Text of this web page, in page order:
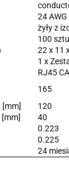
24
żyły z
100
22 x 11
1 x
RJ45
165
[mm]
120
40
0.223
0.225
24